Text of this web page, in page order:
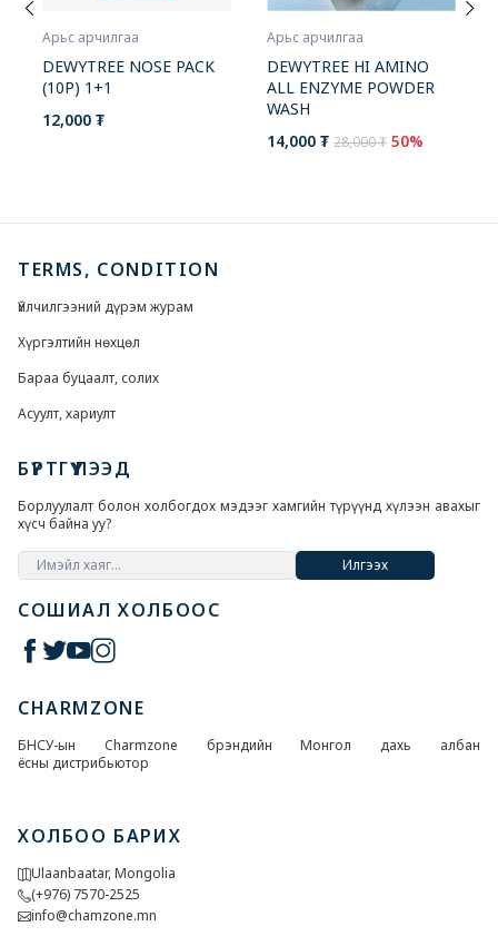
Арьс арчилгаа
DEWYTREE NOSE PACK
(10P) 1+1
12,000 ₮
Арьс арчилгаа
DEWYTREE HI AMINO
ALL ENZYME POWDER
WASH
14,000 ₮ 28,000 ₮ 50%
TERMS, CONDITION
Үйлчилгээний дүрэм журам
Хүргэлтийн нөхцөл
Бараа буцаалт, солих
Асуулт, хариулт
БҮРТГҮҮЛЭЭД
Борлуулалт болон холбогдох мэдээг хамгийн түрүүнд хүлээн авахыг
хүсч байна уу?
Илгээх
СОШИАЛ ХОЛБООС
CHARMZONE
БНСУ-ын Charmzone брэндийн Монгол дахь албан
ёсны дистрибьютор
ХОЛБОО БАРИХ
Ulaanbaatar, Mongolia
(+976) 7570-2525
info@chamzone.mn